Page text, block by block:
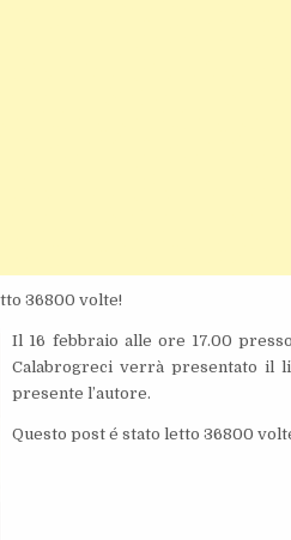
36800 volte!
Il 16 febbraio alle ore 17.00
Calabrogreci verrà presentato il
presente l’autore.
Questo post é stato letto 36800